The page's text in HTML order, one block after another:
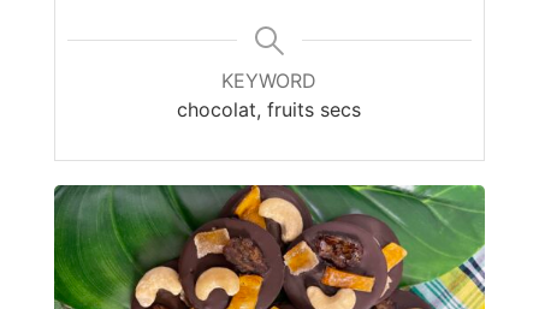
KEYWORD
chocolat, fruits secs